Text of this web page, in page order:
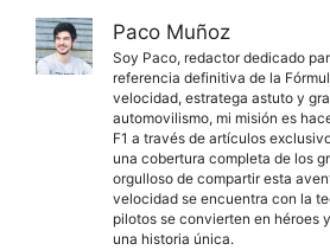
Paco Muñoz
Soy Paco, redactor dedicado
referencia definitiva de la
velocidad, estratega astuto y
automovilismo, mi misión es
F1 a través de artículos
una cobertura completa de los
orgulloso de compartir esta
velocidad se encuentra con la
pilotos se convierten en héroes
una historia única.